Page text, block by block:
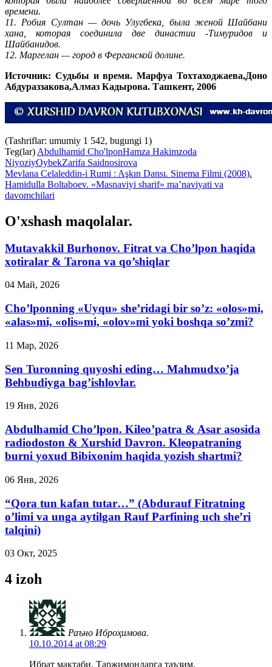
времени.
11. Робия Султан — дочь Улугбека, была женой Шайбани
хана, которая соединила две династии -Тимуридов и
Шайбанидов.
12. Маргелан — город в Ферганской долине.
Источник: Судьбы и время. Марфуа Тохтаходжаева,Доно
Абдураззакова,Алмаз Кадырова. Ташкент, 2006
(Tashriflar: umumiy 1 542, bugungi 1)
Teg(lar) Abdulhamid Cho'lponHamza Hakimzoda
NiyoziyOybekZarifa Saidnosirova
Mevlana Celaleddin-i Rumi : Aşkın Dansı. Sinema Filmi (2008).
Hamidulla Boltaboev. «Masnaviyi sharif» ma’naviyati va
davomchilari
O'xshash maqolalar.
Mutavakkil Burhonov. Fitrat va Cho’lpon haqida
xotiralar & Tarona va qo’shiqlar
04 Май, 2026
Cho’lponning «Uyqu» she’ridagi bir so’z: «olos»mi,
«alas»mi, «olis»mi, «olov»mi yoki boshqa so’zmi?
11 Мар, 2026
Sen Turonning quyoshi eding… Mahmudxo’ja
Behbudiyga bag’ishlovlar.
19 Янв, 2026
Abdulhamid Cho’lpon. Kileo’patra & Asar asosida
radiodoston & Xurshid Davron. Kleopatraning
burni yoxud Bibixonim haqida yozish shartmi?
06 Янв, 2026
“Qora tun kafan tutar…” (Abdurauf Fitratning
o’limi va unga aytilgan Rauf Parfining uch she’ri
talqini)
03 Окт, 2025
4 izoh
Раъно Иброҳимова.
10.10.2014 at 08:29
Ибрат мактаби. Таржимонларга таъзим.